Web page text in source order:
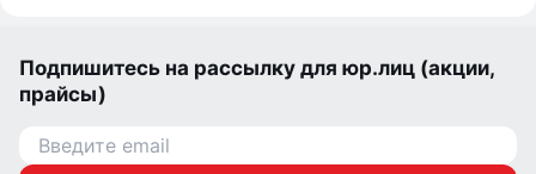
Подпишитесь на рассылку для юр.лиц (акции,
прайсы)